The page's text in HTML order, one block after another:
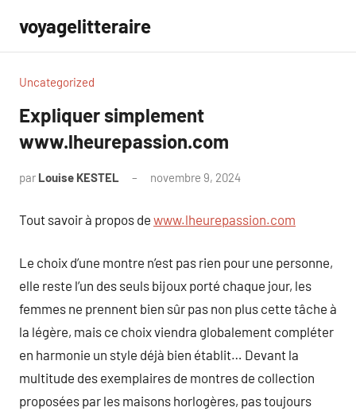
contenu
voyagelitteraire
Uncategorized
Expliquer simplement
www.lheurepassion.com
par Louise KESTEL novembre 9, 2024
Tout savoir à propos de www.lheurepassion.com
Le choix d’une montre n’est pas rien pour une personne,
elle reste l’un des seuls bijoux porté chaque jour, les
femmes ne prennent bien sûr pas non plus cette tâche à
la légère, mais ce choix viendra globalement compléter
en harmonie un style déjà bien établit… Devant la
multitude des exemplaires de montres de collection
proposées par les maisons horlogères, pas toujours